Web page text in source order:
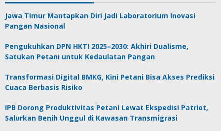
Jawa Timur Mantapkan Diri Jadi Laboratorium Inovasi
Pangan Nasional
Pengukuhkan DPN HKTI 2025–2030: Akhiri Dualisme,
Satukan Petani untuk Kedaulatan Pangan
Transformasi Digital BMKG, Kini Petani Bisa Akses Prediksi
Cuaca Berbasis Risiko
IPB Dorong Produktivitas Petani Lewat Ekspedisi Patriot,
Salurkan Benih Unggul di Kawasan Transmigrasi